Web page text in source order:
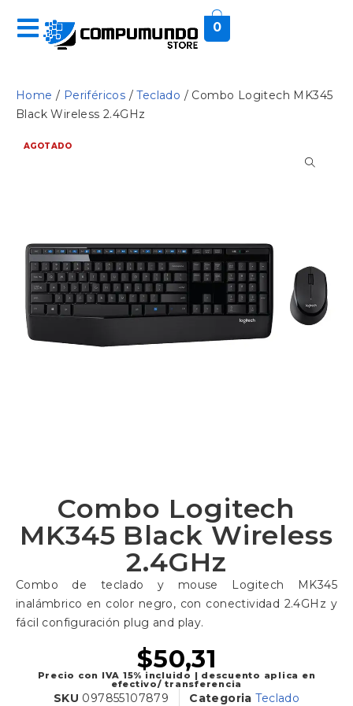
0
Home / Periféricos /Teclado / Combo Logitech MK345
Black Wireless 2.4GHz
AGOTADO
Combo Logitech
MK345 Black Wireless
2.4GHz
Combo de teclado y mouse Logitech MK345
inalámbrico en color negro, con conectividad 2.4GHz y
fácil configuración plug and play.
$50,31
Precio con IVA 15% incluido | descuento aplica en
efectivo/ transferencia
SKU 097855107879 Categoria Teclado